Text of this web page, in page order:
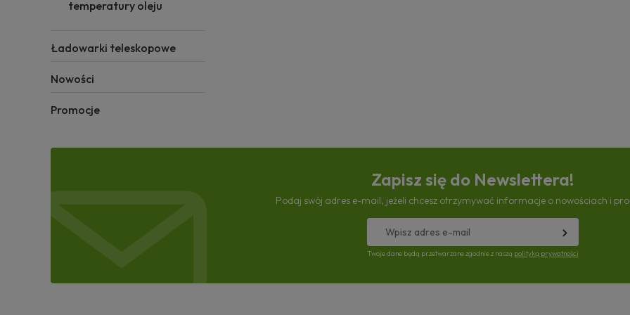
temperatury oleju
Ładowarki teleskopowe
Nowości
Promocje
Zapisz się do Newslettera!
Podaj swój adres e-mail, jeżeli chcesz otrzymywać informacje o nowościach i
Twoje dane będą przetwarzane zgodnie z naszą polityką prywatności